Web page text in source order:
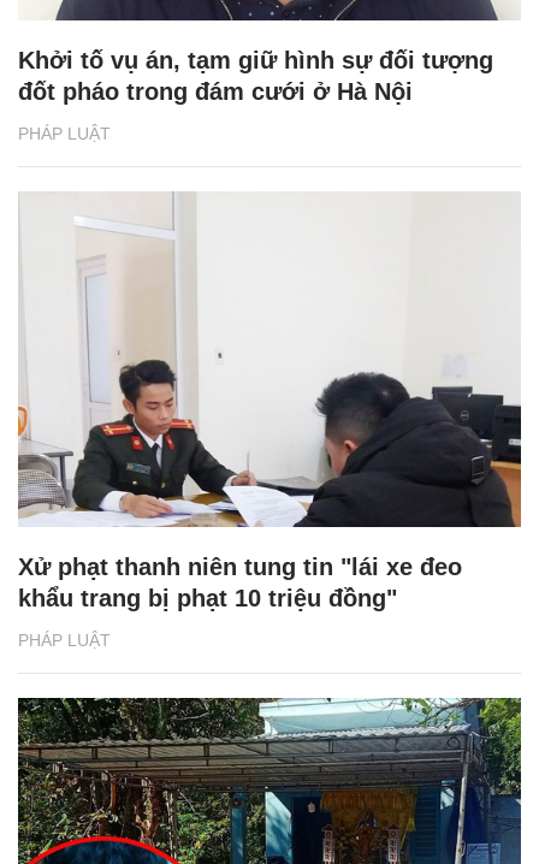
PHÁP LUẬT
Khởi tố vụ án, tạm giữ hình sự đối tượng
đốt pháo trong đám cưới ở Hà Nội
PHÁP LUẬT
Xử phạt thanh niên tung tin "lái xe đeo
khẩu trang bị phạt 10 triệu đồng"